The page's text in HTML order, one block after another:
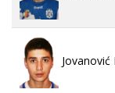
Jovanović